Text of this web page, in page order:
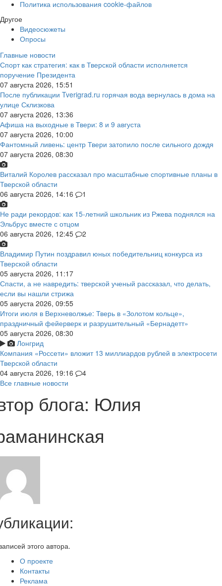
Политика использования cookie-файлов
Другое
Видеосюжеты
Опросы
Главные новости
Спорт как стратегия: как в Тверской области исполняется
поручение Президента
07 августа 2026, 15:51
После публикации Tverigrad.ru горячая вода вернулась в дома на
улице Склизкова
07 августа 2026, 13:36
Афиша на выходные в Твери: 8 и 9 августа
07 августа 2026, 10:00
Фантомный ливень: центр Твери затопило после сильного дождя
07 августа 2026, 08:30
Виталий Королев рассказал про масштабные спортивные планы в
Тверской области
06 августа 2026, 14:16
1
Не ради рекордов: как 15-летний школьник из Ржева поднялся на
Эльбрус вместе с отцом
06 августа 2026, 12:45
2
Владимир Путин поздравил юных победительниц конкурса из
Тверской области
05 августа 2026, 11:17
Спасти, а не навредить: тверской ученый рассказал, что делать,
если вы нашли стрижа
05 августа 2026, 09:55
Итоги июля в Верхневолжье: Тверь в «Золотом кольце»,
праздничный фейерверк и разрушительный «Бернадетт»
05 августа 2026, 08:30
Лонгрид
Компания «Россети» вложит 13 миллиардов рублей в электросети
Тверской области
04 августа 2026, 19:16
4
Все главные новости
блога: Юлия
этого автора.
О проекте
Контакты
Реклама